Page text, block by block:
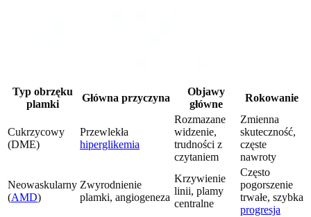
Typ obrzęku
plamki
Główna przyczyna
Objawy
główne
Rokowanie
Cukrzycowy
(DME)
Przewlekła
hiperglikemia
Rozmazane
widzenie,
trudności z
czytaniem
Zmienna
skuteczność,
częste
nawroty
Neowaskularny
(AMD)
Zwyrodnienie
plamki, angiogeneza
Krzywienie
linii, plamy
centralne
Często
pogorszenie
trwałe, szybka
progresja